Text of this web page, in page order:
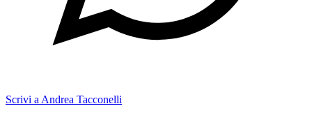
Scrivi a Andrea Tacconelli